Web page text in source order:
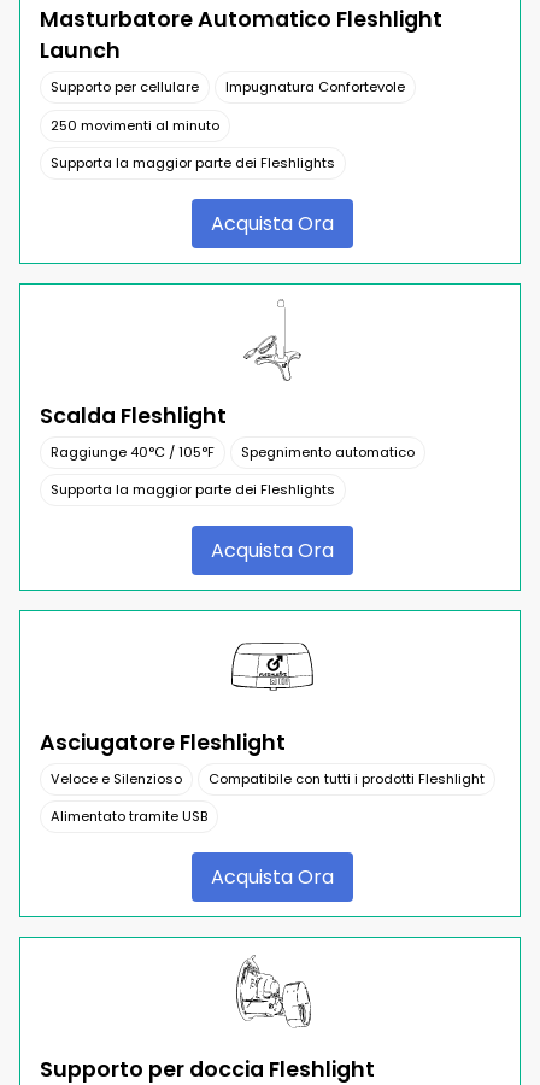
Masturbatore Automatico Fleshlight
Launch
Supporto per cellulare
Impugnatura Confortevole
250 movimenti al minuto
Supporta la maggior parte dei Fleshlights
Acquista Ora
Scalda Fleshlight
Raggiunge 40°C / 105°F
Spegnimento automatico
Supporta la maggior parte dei Fleshlights
Acquista Ora
Asciugatore Fleshlight
Veloce e Silenzioso
Compatibile con tutti i prodotti Fleshlight
Alimentato tramite USB
Acquista Ora
Supporto per doccia Fleshlight